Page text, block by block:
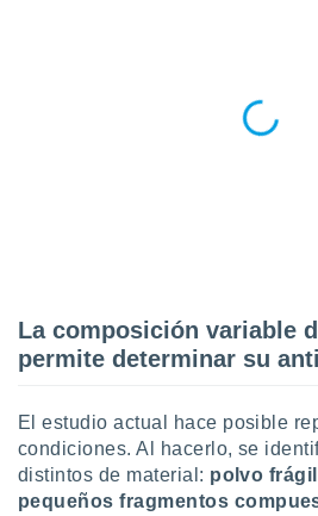
IP
de
traten tus
en
interés
Para
La composición variable
permite determinar su
El estudio actual hace posible
condiciones. Al hacerlo, se
distintos de material: polvo
pequeños fragmentos